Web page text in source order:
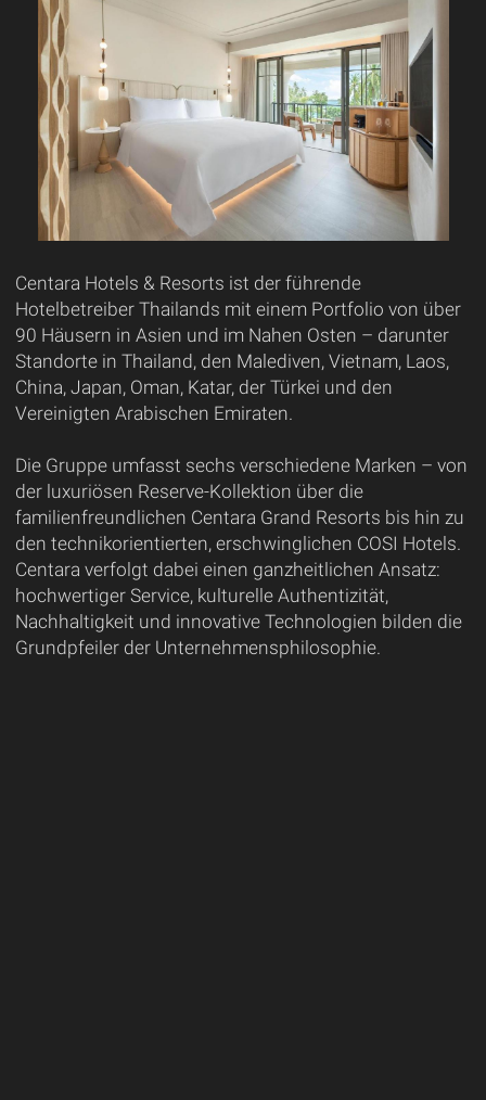
Centara Hotels & Resorts ist der führende
Hotelbetreiber Thailands mit einem Portfolio von über
90 Häusern in Asien und im Nahen Osten – darunter
Standorte in Thailand, den Malediven, Vietnam, Laos,
China, Japan, Oman, Katar, der Türkei und den
Vereinigten Arabischen Emiraten.
Die Gruppe umfasst sechs verschiedene Marken – von
der luxuriösen Reserve-Kollektion über die
familienfreundlichen Centara Grand Resorts bis hin zu
den technikorientierten, erschwinglichen COSI Hotels.
Centara verfolgt dabei einen ganzheitlichen Ansatz:
hochwertiger Service, kulturelle Authentizität,
Nachhaltigkeit und innovative Technologien bilden die
Grundpfeiler der Unternehmensphilosophie.